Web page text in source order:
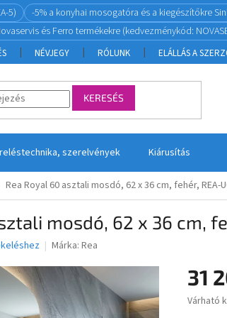
5)
-5% a konyhai mosogatóra és a kiegészítőkre
és Ferro termékekre (kedvezménykód:
NÉVJEGY RÓLUNK ELÁLLÁS A
KERESÉS
szerelvények Kiárusítás
Rea Royal 60 asztali mosdó, 62 x 36 cm, fehér, REA-
mosdó, 62 x 36 cm,
Márka: Rea
31
Várható